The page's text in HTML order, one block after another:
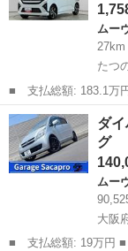
ムー
27km
たつ
■ 支払総額: 183.1万円 ■ 車両本体価格： 1,758,000 円 ■ メーカ
ー名： ダイハツ ■
ーボ クルコン 前後
１年保証...
兵庫 たつの市
ダ
グ
ムー
大阪
■ 支払総額: 19万円 ■ 車両本体価格： 140,000 円 ■ メーカー